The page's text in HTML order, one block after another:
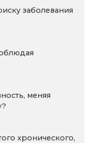
заболевания
меняя
хронического,